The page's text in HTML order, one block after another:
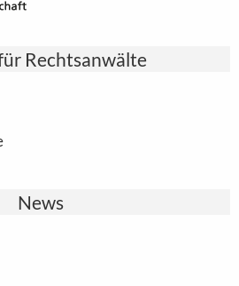
Rechtsanwälte
News